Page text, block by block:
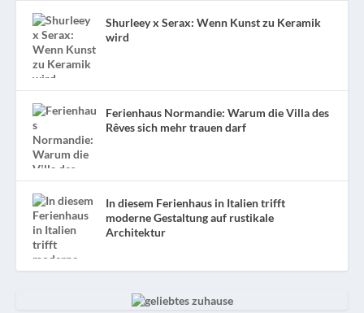
Shurleey x Serax: Wenn Kunst zu Keramik
wird
Ferienhaus Normandie: Warum die Villa des
Rêves sich mehr trauen darf
In diesem Ferienhaus in Italien trifft
moderne Gestaltung auf rustikale
Architektur